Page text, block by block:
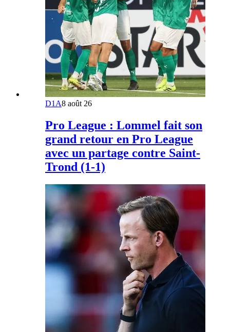
D1A8 août 26
Pro League : Lommel fait son
grand retour en Pro League
avec un partage contre Saint-
Trond (1-1)